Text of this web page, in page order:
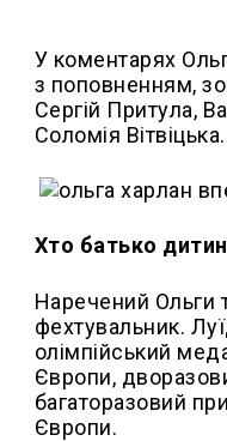
У коментарях
з поповненням,
Сергій Притула,
Соломія Вітвіцька.
Хто батько
Наречений Ольги
фехтувальник.
олімпійський
Європи,
багаторазовий
Європи.